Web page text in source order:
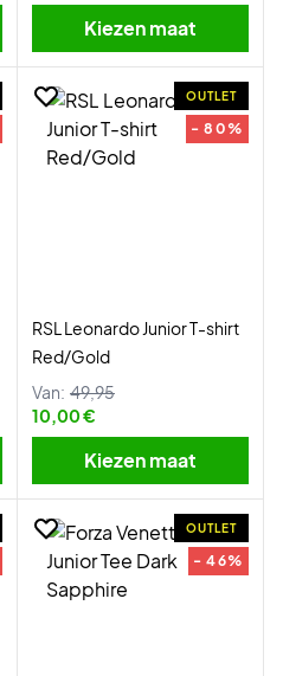
Kiezen maat
OUTLET
- 80%
RSL Leonardo Junior T-shirt
Red/Gold
Van: 49,95
10,00 €
Kiezen maat
OUTLET
- 46%